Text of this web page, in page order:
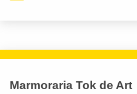
Marmoraria Tok de Art